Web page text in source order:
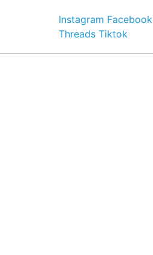
Instagram Facebook
Threads Tiktok